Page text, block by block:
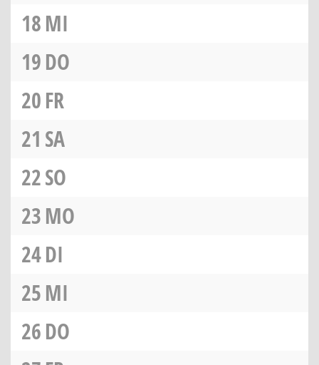
18MI
19DO
20FR
21 SA
22SO
23MO
24DI
25MI
26DO